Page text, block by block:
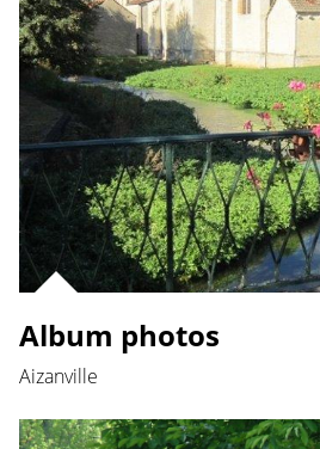
Album photos
Aizanville